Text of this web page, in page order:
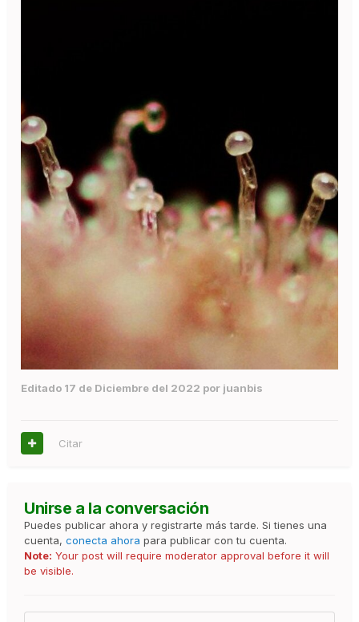
Editado 17 de Diciembre del 2022 por juanbis
Citar
Unirse a la conversación
Puedes publicar ahora y registrarte más tarde. Si tienes una
cuenta, conecta ahora para publicar con tu cuenta.
Note: Your post will require moderator approval before it will
be visible.